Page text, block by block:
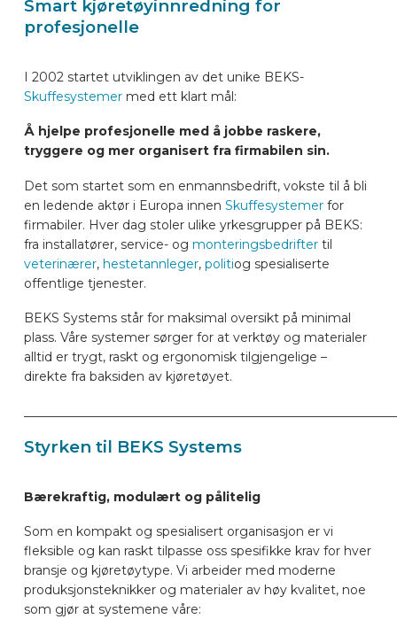
KONTAKT
KJØRETØYUTSTYR ONLINE
NO
Smart kjøretøyinnredning for
profesjonelle
I 2002 startet utviklingen av det unike BEKS-
Skuffesystemermed ett klart mål:
Å hjelpe profesjonelle med å jobbe raskere,
tryggere og mer organisert fra firmabilen sin.
Det som startet som en enmannsbedrift, vokste til å bli
en ledende aktør i Europa innen Skuffesystemerfor
firmabiler. Hver dag stoler ulike yrkesgrupper på BEKS:
fra installatører, service- og monteringsbedriftertil
veterinærer, hestetannleger, politiog spesialiserte
offentlige tjenester.
BEKS Systems står for maksimal oversikt på minimal
plass. Våre systemer sørger for at verktøy og materialer
alltid er trygt, raskt og ergonomisk tilgjengelige –
direkte fra baksiden av kjøretøyet.
Styrken til BEKS Systems
Bærekraftig, modulært og pålitelig
Som en kompakt og spesialisert organisasjon er vi
fleksible og kan raskt tilpasse oss spesifikke krav for hver
bransje og kjøretøytype. Vi arbeider med moderne
produksjonsteknikker og materialer av høy kvalitet, noe
som gjør at systemene våre: